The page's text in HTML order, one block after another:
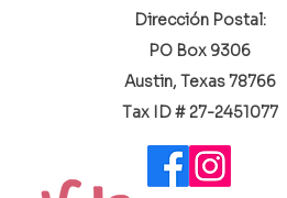
Dirección Postal:
PO Box 9306
Austin, Texas 78766
​Tax ID # 27-2451077